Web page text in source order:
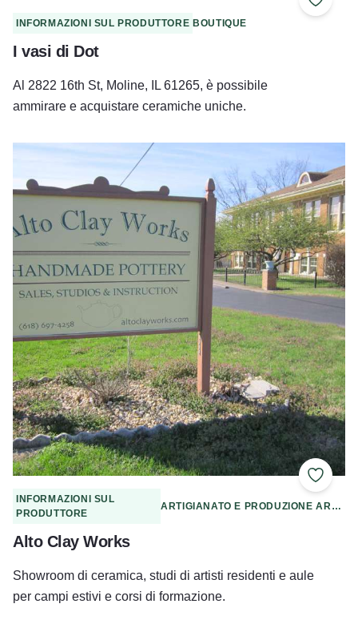
INFORMAZIONI SUL PRODUTTORE BOUTIQUE
I vasi di Dot
Al 2822 16th St, Moline, IL 61265, è possibile
ammirare e acquistare ceramiche uniche.
INFORMAZIONI SUL
PRODUTTORE
ARTIGIANATO E PRODUZIONE ARTIGIANALE
Alto Clay Works
Showroom di ceramica, studi di artisti residenti e aule
per campi estivi e corsi di formazione.
Alto Clay Works